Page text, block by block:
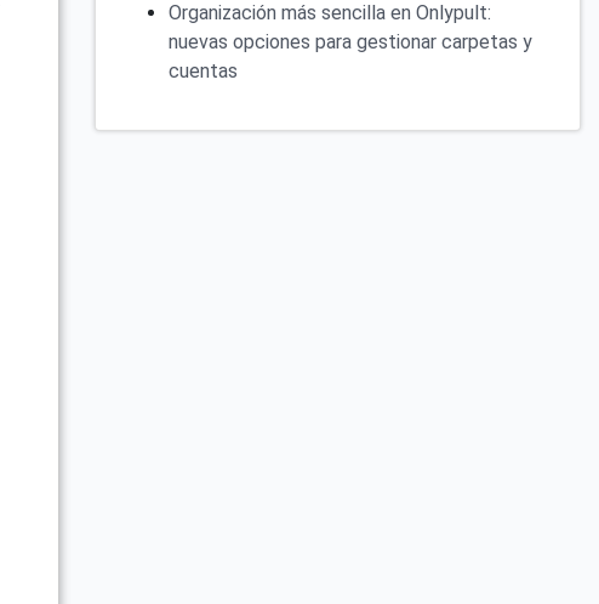
Organización más sencilla en Onlypult:
nuevas opciones para gestionar carpetas y
cuentas